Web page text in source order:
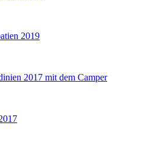
2019
2017 mit dem Camper